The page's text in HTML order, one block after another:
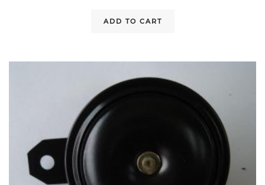
ADD TO CART